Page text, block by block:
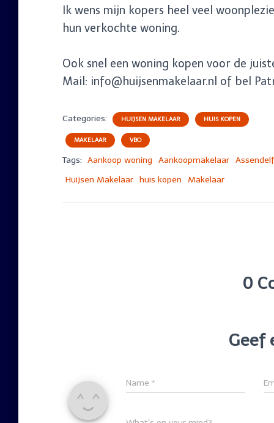
Ik wens mijn kopers heel veel
hun verkochte woning.
Ook snel een woning kopen voor de
Mail: info@huijsenmakelaar.nl of bel
Categories: HUIJSEN MAKELAAR HUIS KOPEN
MAKELAAR VBO
Tags: Aankoop woning Aankoopmakelaar
Huijsen Makelaar huis kopen Makelaar
0
Geef
Name *